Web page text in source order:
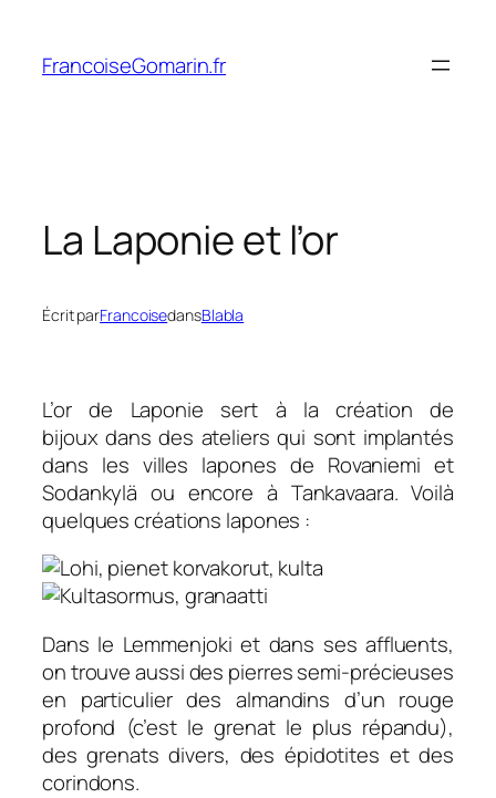
contenu
FrancoiseGomarin.fr
La Laponie et l’or
Écrit parFrancoisedansBlabla
L’or de Laponie sert à la création de
bijoux dans des ateliers qui sont implantés
dans les villes lapones de Rovaniemi et
Sodankylä ou encore à Tankavaara. Voilà
quelques créations lapones :
Dans le Lemmenjoki et dans ses affluents,
on trouve aussi des pierres semi-précieuses
en particulier des almandins d’un rouge
profond (c’est le grenat le plus répandu),
des grenats divers, des épidotites et des
corindons.